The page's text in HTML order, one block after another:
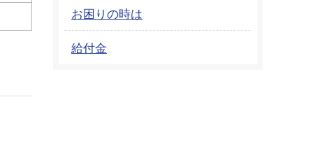
お困りの時は
給付金